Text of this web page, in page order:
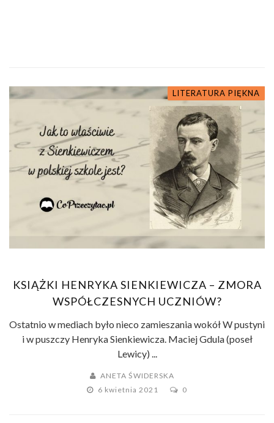
LITERATURA PIĘKNA
KSIĄŻKI HENRYKA SIENKIEWICZA – ZMORA
WSPÓŁCZESNYCH UCZNIÓW?
Ostatnio w mediach było nieco zamieszania wokół W pustyni
i w puszczy Henryka Sienkiewicza. Maciej Gdula (poseł
Lewicy) ...
ANETA ŚWIDERSKA
6 kwietnia 2021
0